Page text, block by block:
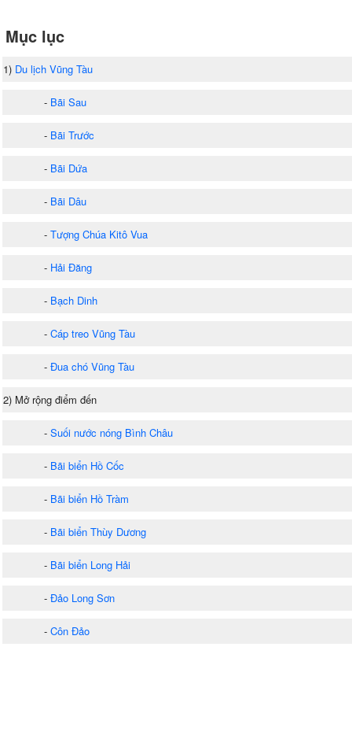
Mục lục
1) Du lịch Vũng Tàu
- Bãi Sau
- Bãi Trước
- Bãi Dứa
- Bãi Dâu
- Tượng Chúa Kitô Vua
- Hải Đăng
- Bạch Dinh
- Cáp treo Vũng Tàu
- Đua chó Vũng Tàu
2) Mở rộng điểm đến
- Suối nước nóng Bình Châu
- Bãi biển Hồ Cốc
- Bãi biển Hồ Tràm
- Bãi biển Thùy Dương
- Bãi biển Long Hải
- Đảo Long Sơn
- Côn Đảo